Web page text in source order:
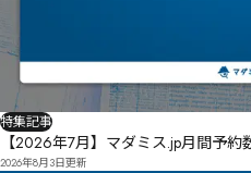
特集記事
【2026年7月】マダミス.jp月間予
2026年8月3日更新